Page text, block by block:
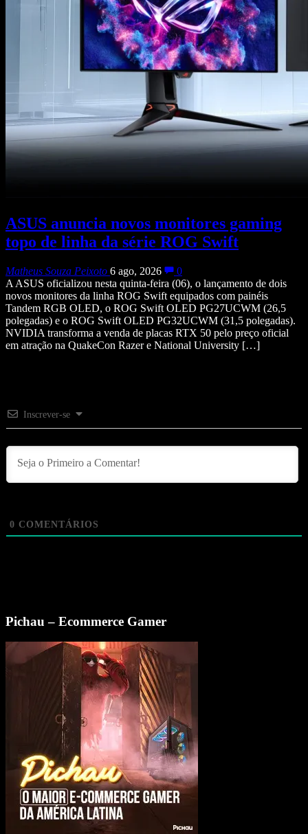
ASUS anuncia novos monitores gaming
topo de linha da série ROG Swift
Matheus Souza Peixoto 6 ago, 2026
0
A ASUS oficializou nesta quinta-feira (06), o lançamento de dois
novos monitores da linha ROG Swift equipados com painéis
Tandem RGB OLED, o ROG Swift OLED PG27UCWM (26,5
polegadas) e o ROG Swift OLED PG32UCWM (31,5 polegadas).
NVIDIA transforma a venda de placas RTX 50 pelo preço oficial
em atração na QuakeCon Razer e National University […]
Inscrever-se
0 COMENTÁRIOS
Pichau – Ecommerce Gamer